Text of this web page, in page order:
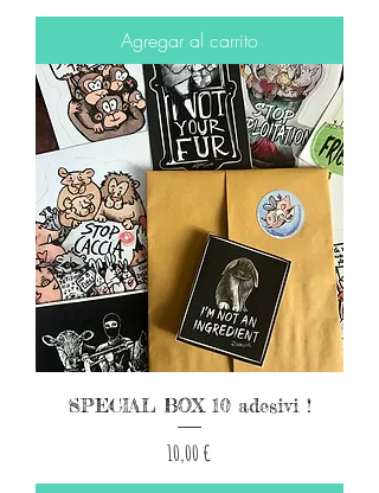
Agregar al carrito
SPECIAL BOX 10 adesivi !
Precio
10,00 €